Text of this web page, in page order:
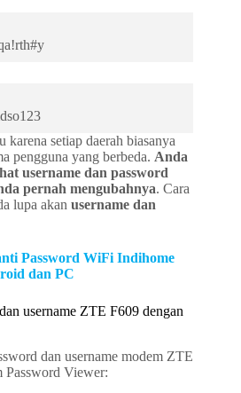
karena setiap daerah biasanya
pengguna yang berbeda. Anda
username dan password
pernah mengubahnya. Cara
lupa akan username dan
Password WiFi Indihome
dan PC
username ZTE F609 dengan
dan username modem ZTE
Password Viewer: